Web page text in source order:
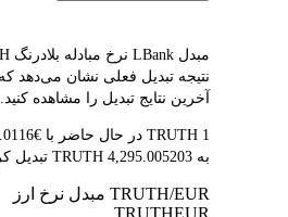
آخرین نتایج تبدیل را مشاهده کنید.
به 4,295.005203 TRUTH تبدیل کرد. این نتایج تبدیل شامل هزینه‌های پلتفرم یا هزینه‌های ماینر نمی‌شود.
TRUTH/EUR مبدل نرخ ارز